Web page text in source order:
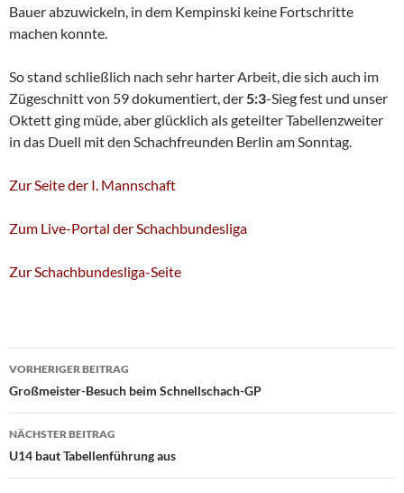
Bauer abzuwickeln, in dem Kempinski keine Fortschritte
machen konnte.
So stand schließlich nach sehr harter Arbeit, die sich auch im
Zügeschnitt von 59 dokumentiert, der5:3-Sieg fest und unser
Oktett ging müde, aber glücklich als geteilter Tabellenzweiter
in das Duell mit den Schachfreunden Berlin am Sonntag.
Zur Seite der I. Mannschaft
Zum Live-Portal der Schachbundesliga
Zur Schachbundesliga-Seite
Beitragsnavigation
VORHERIGER BEITRAG
Großmeister-Besuch beim Schnellschach-GP
NÄCHSTER BEITRAG
U14 baut Tabellenführung aus